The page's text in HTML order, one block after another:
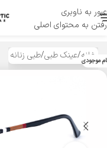
عبور به ناوبری
رفتن به محتوای اصلی
منو
خانه/عینک طبی/طبی زنانه موجودی